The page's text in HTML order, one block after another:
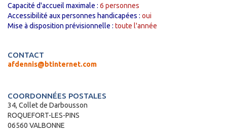
Capacité d'accueil maximale : 6 personnes
Accessibilité aux personnes handicapées : oui
Mise à disposition prévisionnelle : toute l'année
CONTACT
afdennis@btinternet.com
COORDONNÉES POSTALES
34, Collet de Darbousson
ROQUEFORT-LES-PINS
06560 VALBONNE